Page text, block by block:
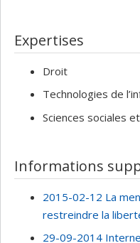
Expertises
Droit
Technologies de
Sciences sociales
Informations
2015-02-12 La
restreindre la
29-09-2014